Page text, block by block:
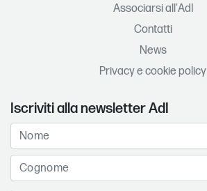
Associarsi all'AdI
Contatti
News
Privacy e cookie policy
Iscriviti alla newsletter AdI